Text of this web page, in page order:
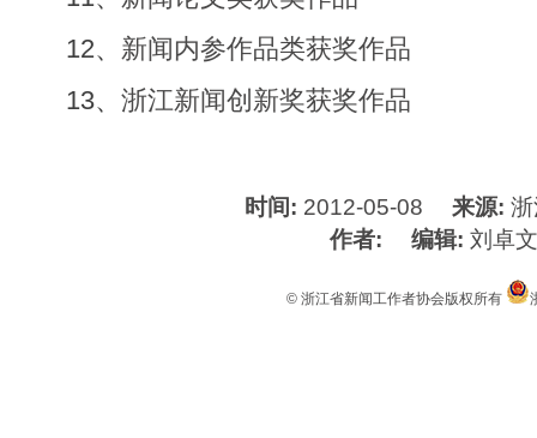
12、 新闻内参作品类获奖作品
13、 浙江新闻创新奖获奖作品
时间: 2012-05-08 来源:
作者:
编辑: 刘卓
© 浙江省新闻工作者协会版权所有